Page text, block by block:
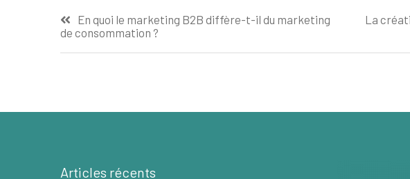
Navigation
de
En quoi le marketing B2B diffère-t-il du marketing
de consommation ?
La
Articles récents